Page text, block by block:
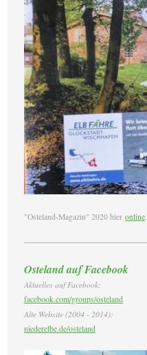
"Osteland-Magazin" 2020 hier online.
Osteland auf Facebook
Aktuelles auf Facebook:
facebook.com/groups/osteland
Alte Website (2004 - 2014):
niederelbe.de/osteland